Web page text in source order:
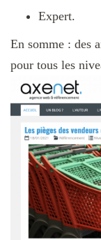
Expert.
En somme : des
pour tous les